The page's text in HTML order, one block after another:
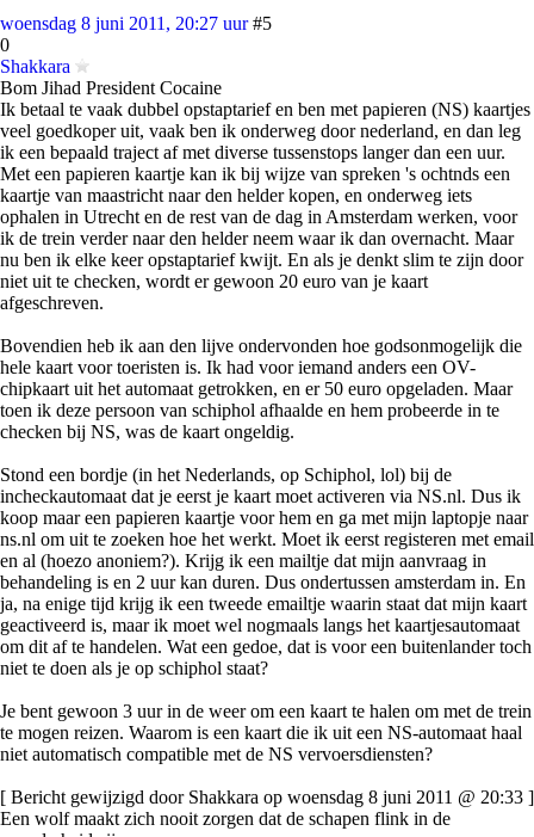
woensdag 8 juni 2011, 20:27 uur #5
0
Shakkara
Bom Jihad President Cocaine
Ik betaal te vaak dubbel opstaptarief en ben met papieren (NS) kaartjes
veel goedkoper uit, vaak ben ik onderweg door nederland, en dan leg
ik een bepaald traject af met diverse tussenstops langer dan een uur.
Met een papieren kaartje kan ik bij wijze van spreken 's ochtnds een
kaartje van maastricht naar den helder kopen, en onderweg iets
ophalen in Utrecht en de rest van de dag in Amsterdam werken, voor
ik de trein verder naar den helder neem waar ik dan overnacht. Maar
nu ben ik elke keer opstaptarief kwijt. En als je denkt slim te zijn door
niet uit te checken, wordt er gewoon 20 euro van je kaart
afgeschreven.
Bovendien heb ik aan den lijve ondervonden hoe godsonmogelijk die
hele kaart voor toeristen is. Ik had voor iemand anders een OV-
chipkaart uit het automaat getrokken, en er 50 euro opgeladen. Maar
toen ik deze persoon van schiphol afhaalde en hem probeerde in te
checken bij NS, was de kaart ongeldig.
Stond een bordje (in het Nederlands, op Schiphol, lol) bij de
incheckautomaat dat je eerst je kaart moet activeren via NS.nl. Dus ik
koop maar een papieren kaartje voor hem en ga met mijn laptopje naar
ns.nl om uit te zoeken hoe het werkt. Moet ik eerst registeren met email
en al (hoezo anoniem?). Krijg ik een mailtje dat mijn aanvraag in
behandeling is en 2 uur kan duren. Dus ondertussen amsterdam in. En
ja, na enige tijd krijg ik een tweede emailtje waarin staat dat mijn kaart
geactiveerd is, maar ik moet wel nogmaals langs het kaartjesautomaat
om dit af te handelen. Wat een gedoe, dat is voor een buitenlander toch
niet te doen als je op schiphol staat?
Je bent gewoon 3 uur in de weer om een kaart te halen om met de trein
te mogen reizen. Waarom is een kaart die ik uit een NS-automaat haal
niet automatisch compatible met de NS vervoersdiensten?
[ Bericht gewijzigd door Shakkara op woensdag 8 juni 2011 @ 20:33 ]
Een wolf maakt zich nooit zorgen dat de schapen flink in de